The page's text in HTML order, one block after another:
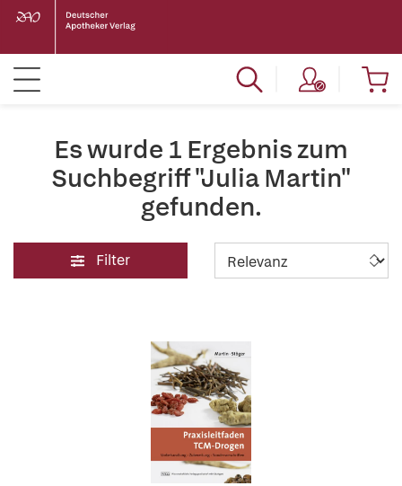
Es wurde 1 Ergebnis zum
Suchbegriff "Julia Martin"
gefunden.
Filter